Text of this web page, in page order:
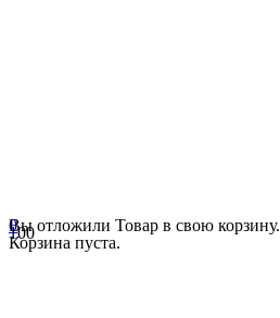
0
Вы отложили Товар в свою корзину.
Корзина пуста.